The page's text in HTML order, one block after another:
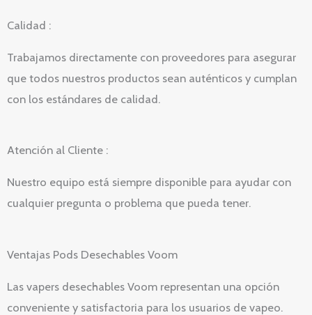
Calidad :
Trabajamos directamente con proveedores para asegurar
que todos nuestros productos sean auténticos y cumplan
con los estándares de calidad.
Atención al Cliente :
Nuestro equipo está siempre disponible para ayudar con
cualquier pregunta o problema que pueda tener.
Ventajas Pods Desechables Voom
Las vapers desechables Voom representan una opción
conveniente y satisfactoria para los usuarios de vapeo.